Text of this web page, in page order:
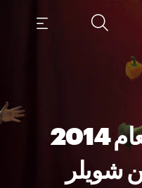
تقويم لافاتزا لعام 2014
شويلر